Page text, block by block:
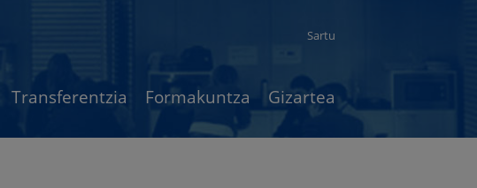
Sartu
Transferentzia Formakuntza Gizartea